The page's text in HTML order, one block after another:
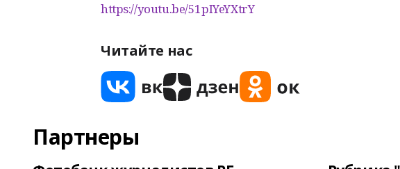
https://youtu.be/51pIYeYXtrY
Читайте нас
Партнеры